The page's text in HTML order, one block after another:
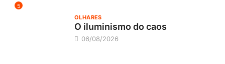
5
OLHARES
O iluminismo do caos
06/08/2026